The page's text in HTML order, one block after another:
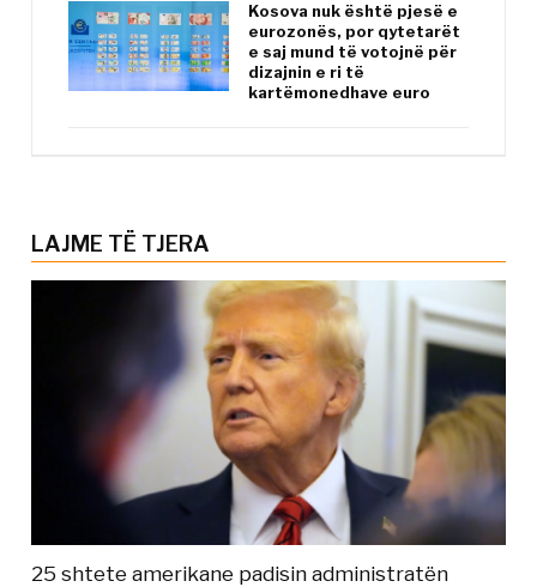
Kosova nuk është pjesë e
eurozonës, por qytetarët
e saj mund të votojnë për
dizajnin e ri të
kartëmonedhave euro
LAJME TË TJERA
25 shtete amerikane padisin administratën